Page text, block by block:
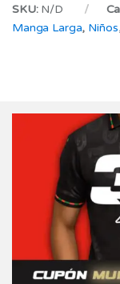
SKU: N/D
Manga Larga, Niños